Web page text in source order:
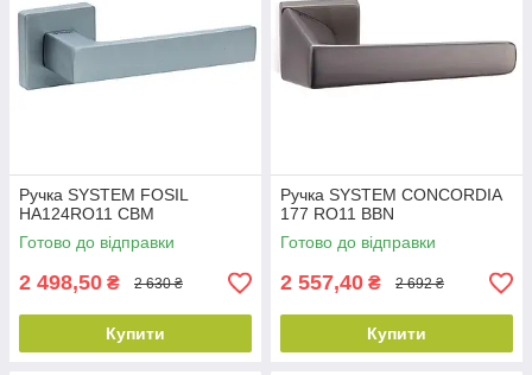
Ручка SYSTEM FOSIL
HA124RO11 CBM
Готово до відправки
2 498,50 ₴ 2 630 ₴
Купити
Ручка SYSTEM CONCORDIA
177 RO11 BBN
Готово до відправки
2 557,40 ₴ 2 692 ₴
Купити